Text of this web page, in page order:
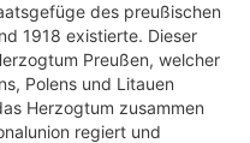
des preußischen
1918 existierte. Dieser
Preußen, welcher
Polens und Litauen
Herzogtum zusammen
regiert und